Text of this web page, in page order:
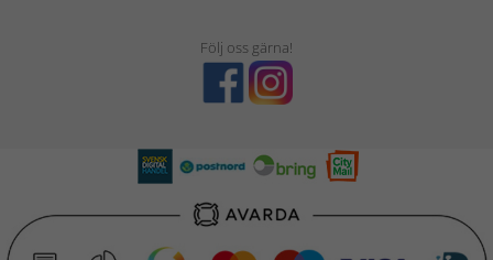
Följ oss gärna!